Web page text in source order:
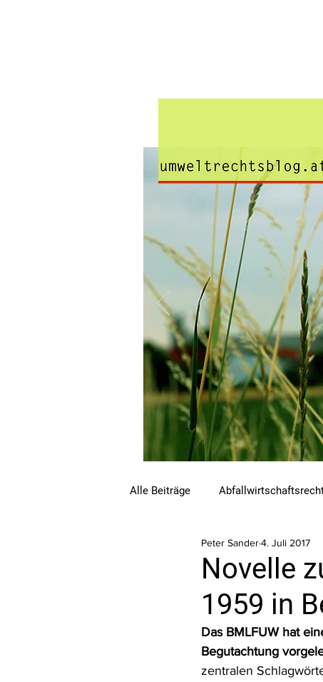
Alle Beiträge
Beihilfen und Förderungen
Luftreinhalterecht
Rohstoffrecht (Umwelt-
Novelle
1959 in
Peter Sander4. Juli 2017
Das BMLFUW hat
Begutachtung
zentralen